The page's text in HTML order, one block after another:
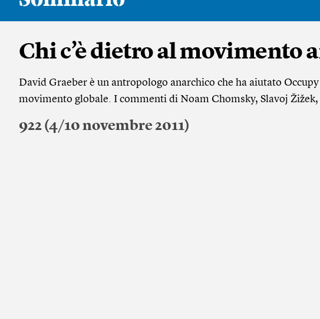
Chi c’è dietro al movimento
David Graeber è un antropologo anarchico che ha aiutato
movimento globale. I commenti di Noam Chomsky, Slavoj
922 (4/10 novembre 2011)